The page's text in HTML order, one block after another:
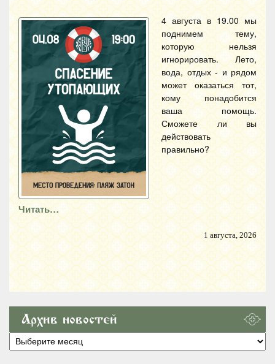
4 августа в 19.00 мы
поднимем тему,
которую нельзя
игнорировать. Лето,
вода, отдых - и рядом
может оказаться тот,
кому понадобится
ваша помощь.
Сможете ли вы
действовать
правильно?
Читать…
1 августа, 2026
Архив новостей
Архив
новостей